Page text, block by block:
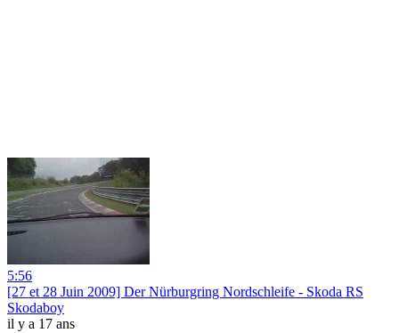
5:56
[27 et 28 Juin 2009] Der Nürburgring Nordschleife - Skoda RS
Skodaboy
il y a 17 ans